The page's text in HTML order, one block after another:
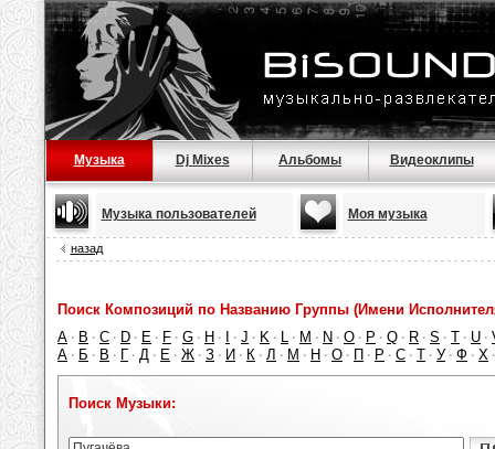
Музыка Dj Mixes Альбомы Видеоклипы
Музыка пользователей Моя музыка
назад
Поиск Композиций по Названию Группы (Имени
A · B · C · D · E · F · G · H · · J · K · L · M · N · O · P · Q · R · S · T · U ·
А · Б · В · Г · Д · Е · Ж · З · И · К · Л · М · Н · О · П · Р · С · Т · У · Ф · Х
Поиск Музыки: